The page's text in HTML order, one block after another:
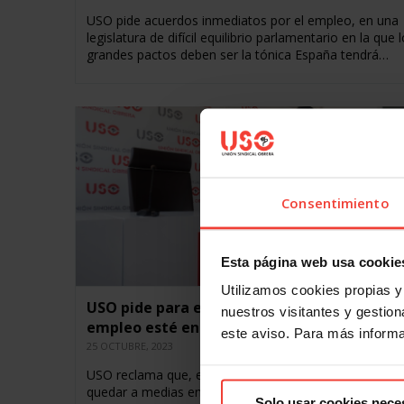
Consentimiento
Esta página web usa
Utilizamos cookies propias
nuestros visitantes y
este aviso. Para más
USO pide acuerdos inmediatos por el empleo, en una
legislatura de difícil equilibrio parlamentario en la que
grandes pactos deben ser la tónica España tendrá…
USO pide para esta legislatura que la
empleo esté en el centro de las políticas
25 OCTUBRE, 2023
USO reclama que, en esta legislatura, no nos
quedar a medias en materia de empleo de calidad El